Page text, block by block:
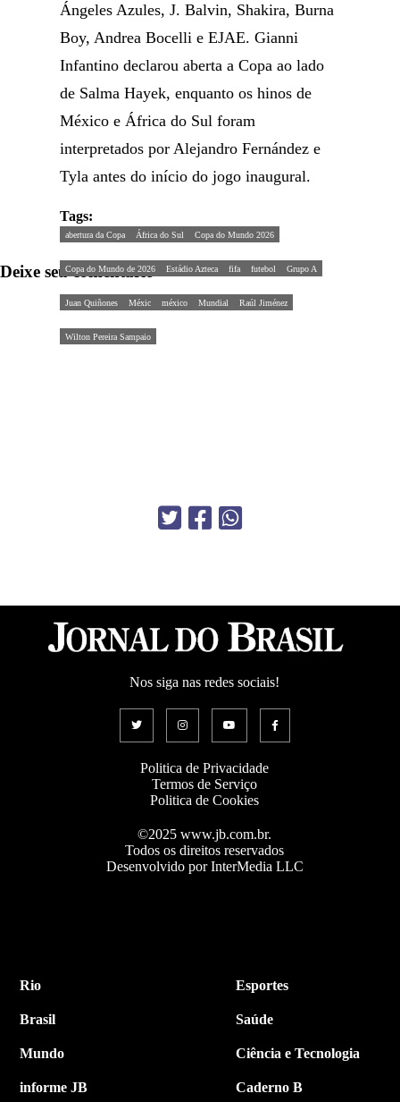
Ángeles Azules, J. Balvin, Shakira, Burna
Boy, Andrea Bocelli e EJAE. Gianni
Infantino declarou aberta a Copa ao lado
de Salma Hayek, enquanto os hinos de
México e África do Sul foram
interpretados por Alejandro Fernández e
Tyla antes do início do jogo inaugural.
Tags:
abertura da Copa África do Sul Copa do Mundo 2026
Copa do Mundo de 2026 Estádio Azteca fifa futebol Grupo A
Juan Quiñones Méxic méxico Mundial Raúl Jiménez
Wilton Pereira Sampaio
Deixe seu comentário
Nos siga nas redes sociais!
Politica de Privacidade
Termos de Serviço
Politica de Cookies
©2025 www.jb.com.br.
Todos os direitos reservados
Desenvolvido por InterMedia LLC
Rio
Brasil
Mundo
informe JB
Esportes
Saúde
Ciência e Tecnologia
Caderno B